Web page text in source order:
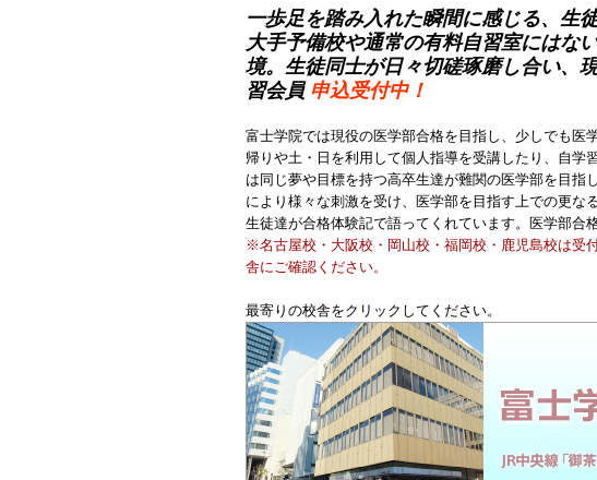
一歩足を踏み入れた瞬間に感じる、生
大手予備校や通常の有料自習室にはな
境。 生徒同士が日々切磋琢磨し合い、
習会員 申込受付中！
富士学院では現役の医学部合格を目指し、少しでも医
帰りや土・日を利用して個人指導を受講したり、自学
は同じ夢や目標を持つ高卒生達が難関の医学部を目
により様々な刺激を受け、医学部を目指す上での更
生徒達が合格体験記で語ってくれています。医学部合
※名古屋校・大阪校・岡山校・福岡校・鹿児島校は受
舎にご確認ください。
最寄りの校舎をクリックしてください。